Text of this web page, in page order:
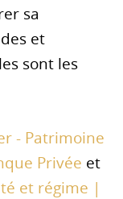
sa
et
sont les
- Patrimoine
Privée et
et régime |